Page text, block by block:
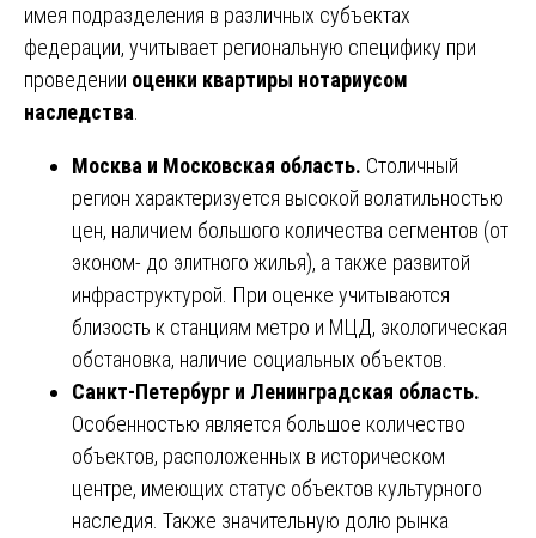
имея подразделения в различных субъектах
федерации, учитывает региональную специфику при
проведении оценки квартиры нотариусом
наследства
Москва и Московская область. Столичный
регион характеризуется высокой волатильностью
цен, наличием большого количества сегментов (от
эконом- до элитного жилья), а также развитой
инфраструктурой. При оценке учитываются
близость к станциям метро и МЦД, экологическая
обстановка, наличие социальных объектов.
Санкт-Петербург и Ленинградская область.
Особенностью является большое количество
объектов, расположенных в историческом
центре, имеющих статус объектов культурного
наследия. Также значительную долю рынка